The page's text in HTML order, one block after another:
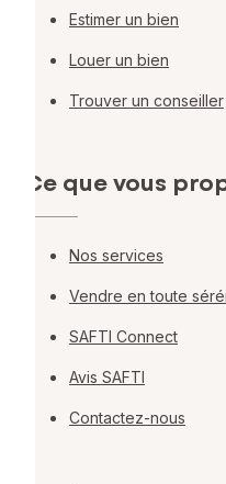
Estimer un bien
Louer un bien
Trouver un conseiller
Ce que vous
Nos services
Vendre en toute
SAFTI Connect
Avis SAFTI
Contactez-nous